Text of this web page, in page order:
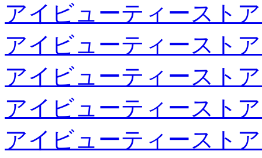
アイビューティースト
アイビューティースト
アイビューティースト
アイビューティースト
アイビューティースト